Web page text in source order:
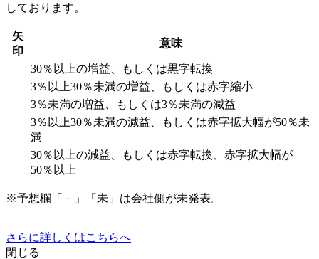
しております。
矢
印
意味
30％以上の増益、もしくは黒字転換
3％以上30％未満の増益、もしくは赤字縮小
3％未満の増益、もしくは3％未満の減益
3％以上30％未満の減益、もしくは赤字拡大幅が50％未
満
30％以上の減益、もしくは赤字転換、赤字拡大幅が
50％以上
※予想欄「－」「未」は会社側が未発表。
さらに詳しくはこちらへ
閉じる